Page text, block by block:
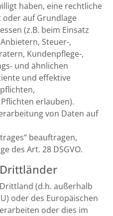
haben, eine rechtliche
auf Grundlage
(z.B. beim Einsatz
Steuer-,
Kundenpflege-,
und ähnlichen
und effektive
erlauben).
von Daten auf
beauftragen,
des Art. 28 DSGVO.
(d.h. außerhalb
oder des Europäischen
oder dies im